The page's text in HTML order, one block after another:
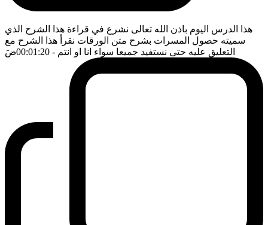
هذا الدرس اليوم باذن الله تعالى نشرع في قراءة هذا الشرح الذي
سميته حصول المسرات بشرح متن الورقات نقرأ هذا الشرح مع
التعليق عليه حتى نستفيد جميعا سواء انا او انتم - 00:01:20 ضَ